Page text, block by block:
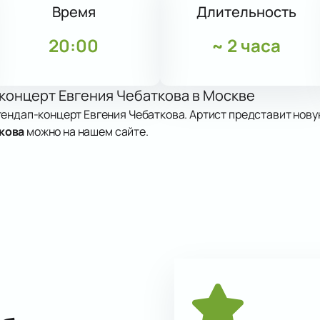
Время
20:00
Длительность
~ 2 часа
Евгения Чебаткова в Москве
концерт Евгения Чебаткова. Артист представит
можно на нашем сайте.
проспект Мира, дом 119, строение 545. Время начала